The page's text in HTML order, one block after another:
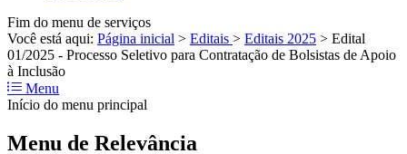
Fim do menu de serviços
Você está aqui: Página inicial > Editais > Editais 2025 > Edital
01/2025 - Processo Seletivo para Contratação de Bolsistas de Apoio
à Inclusão
Menu
Início do menu principal
Menu de Relevância